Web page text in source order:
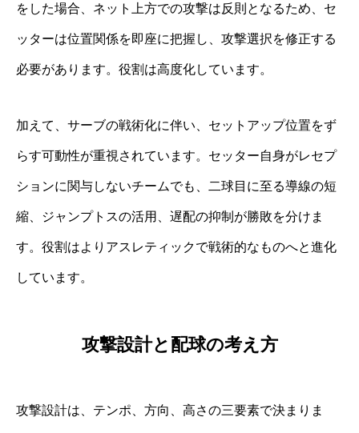
をした場合、ネット上方での攻撃は反則となるため、セ
ッターは位置関係を即座に把握し、攻撃選択を修正する
必要があります。役割は高度化しています。
加えて、サーブの戦術化に伴い、セットアップ位置をず
らす可動性が重視されています。セッター自身がレセプ
ションに関与しないチームでも、二球目に至る導線の短
縮、ジャンプトスの活用、遅配の抑制が勝敗を分けま
す。役割はよりアスレティックで戦術的なものへと進化
しています。
攻撃設計と配球の考え方
攻撃設計は、テンポ、方向、高さの三要素で決まりま